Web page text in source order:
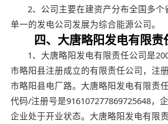
2、公司主要在建资产分布全国多个
单一的发电公司发展为综合能源公司。
四、大唐略阳发电有限责
1、大唐略阳发电有限责任公司是
市略阳县注册成立的有限责任公司，注
市略阳县电厂路。大唐略阳发电有限责
代码/注册号是916107277869725648，
企业处于开业状态。大唐略阳发电有限